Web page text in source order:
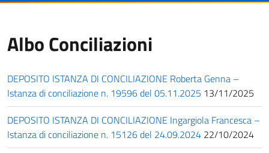
Albo Conciliazioni
DEPOSITO ISTANZA DI CONCILIAZIONE Roberta Genna –
Istanza di conciliazione n. 19596 del 05.11.2025 13/11/2025
DEPOSITO ISTANZA DI CONCILIAZIONE Ingargiola Francesca –
Istanza di conciliazione n. 15126 del 24.09.2024 22/10/2024